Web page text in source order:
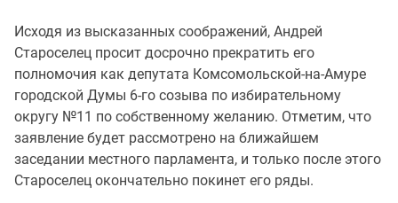
Исходя из высказанных соображений, Андрей
Староселец просит досрочно прекратить его
полномочия как депутата Комсомольской-на-Амуре
городской Думы 6-го созыва по избирательному
округу №11 по собственному желанию. Отметим, что
заявление будет рассмотрено на ближайшем
заседании местного парламента, и только после этого
Староселец окончательно покинет его ряды.